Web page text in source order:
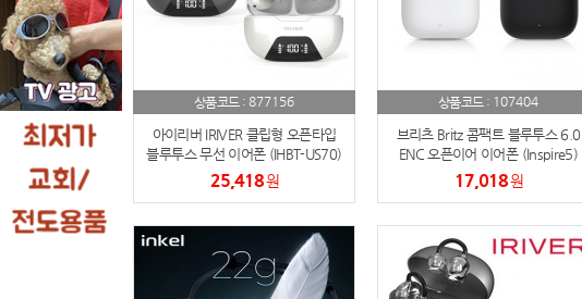
12 보조배터리
14 에코백
15 AP-100025
16 쿠션
상품코드 : 877156
아이리버 IRIVER 클립형 오픈타입
블루투스 무선 이어폰 (IHBT-US70)
25,418원
상품코드 : 107404
브리츠 Britz 콤팩트 블루투스 6.0
ENC 오픈이어 이어폰 (Inspire5)
17,018원